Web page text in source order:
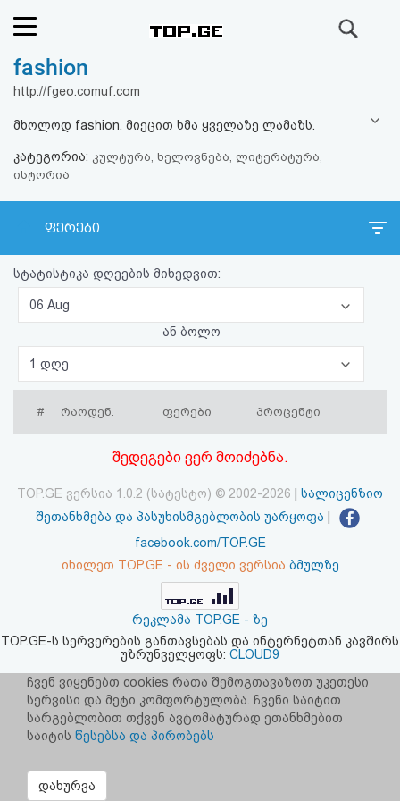
რეიტინგი
ფოსტა
კითხვა-
პასუხი
ავტორიზაცია
პაროლის
აღდგენა
კოდი
შეთანხმება
პასუხისმგებლობის
უარყოფა
fashion
http://fgeo.comuf.com
მხოლოდ fashion. მიეცით ხმა ყველაზე ლამაზს.
კატეგორია: კულტურა, ხელოვნება, ლიტერატურა,
ისტორია
ფერები
სტატისტიკა დღეების მიხედვით:
06 Aug
ან ბოლო
1 დღე
# რაოდენ. ფერები პროცენტი
შედეგები ვერ მოიძებნა.
TOP.GE ვერსია 1.0.2 (სატესტო) © 2002-2026
სალიცენზიო
შეთანხმება და პასუხისმგებლობის უარყოფა
facebook.com/TOP.GE
იხილეთ TOP.GE - ის ძველი ვერსია ბმულზე
რეკლამა TOP.GE - ზე
TOP.GE-ს სერვერების განთავსებას და ინტერნეტთან კავშირს
უზრუნველყოფს: CLOUD9
ჩვენ ვიყენებთ cookies რათა შემოგთავაზოთ უკეთესი
სერვისი და მეტი კომფორტულობა. ჩვენი საიტით
სარგებლობით თქვენ ავტომატურად ეთანხმებით
საიტის წესებსა და პირობებს
დახურვა